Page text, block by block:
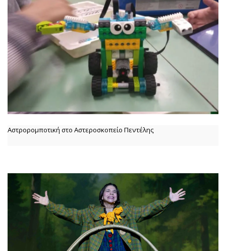
Αστρορομποτική στο Αστεροσκοπείο Πεντέλης